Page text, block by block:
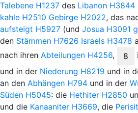
Talebene H1237 des Libanon H3844
kahle H2510 Gebirge H2022, das
aufsteigt H5927 (und Josua H3091
den Stämmen H7626 Israels H3478
nach ihren Abteilungen H4256, 8
und in der Niederung H8219 und in
an den Abhängen H794 und in der
Süden H5045: die Hethiter H2850
und die Kanaaniter H3669, die